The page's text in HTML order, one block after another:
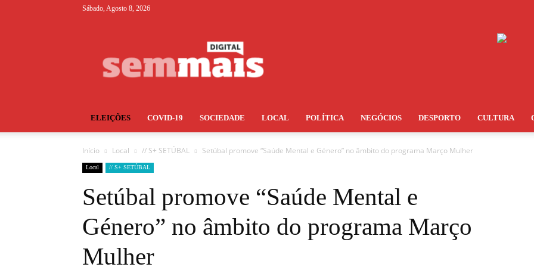
Sábado, Agosto 8, 2026
ELEIÇÕES COVID-19 SOCIEDADE LOCAL POLÍTICA NEGÓCIOS DESPORTO CULTURA
Início Local // S+ SETÚBAL Setúbal promove “Saúde Mental e Género” no âmbito do programa Março Mulher
Local // S+ SETÚBAL
Setúbal promove “Saúde Mental e
Género” no âmbito do programa Março
Mulher